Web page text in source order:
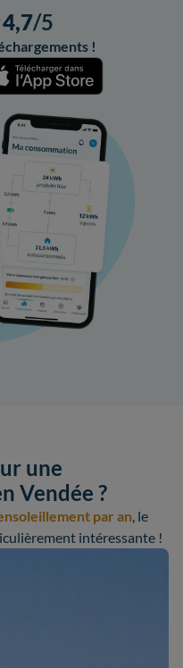
4,7/5
!
une
Vendée ?
par an, le
intéressante !